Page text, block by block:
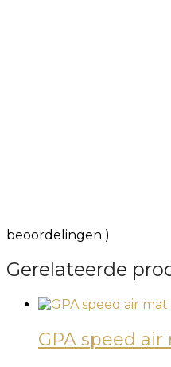
beoordelingen )
Gerelateerde
GPA speed